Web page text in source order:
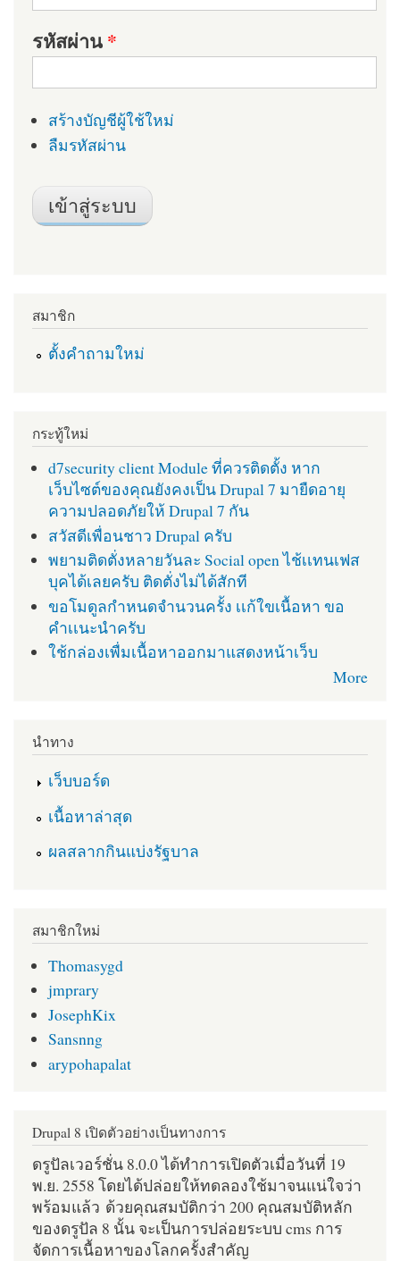
รหัสผ่าน*
สร้างบัญชีผู้ใช้ใหม่
ลืมรหัสผ่าน
สมาชิก
ตั้งคำถามใหม่
กระทู้ใหม่
d7security client Module ที่ควรติดตั้ง หาก
เว็บไซต์ของคุณยังคงเป็น Drupal 7 มายืดอายุ
ความปลอดภัยให้ Drupal 7 กัน
สวัสดีเพื่อนชาว Drupal ครับ
พยามติดตั่งหลายวันละ Social open ไช้เเทนเฟส
บุคได้เลยครับ ติดตั่งไม่ได้สักที
ขอโมดูลกำหนดจำนวนครั้ง เเก้ใขเนื้อหา ขอ
คำเเนะนำครับ
ใช้กล่องเพื่มเนื้อหาออกมาแสดงหน้าเว็บ
More
นำทาง
เว็บบอร์ด
เนื้อหาล่าสุด
ผลสลากกินแบ่งรัฐบาล
สมาชิกใหม่
Thomasygd
jmprary
JosephKix
Sansnng
arypohapalat
Drupal 8 เปิดตัวอย่างเป็นทางการ
ดรูปัลเวอร์ชั่น 8.0.0 ได้ทำการเปิดตัวเมื่อวันที่ 19
พ.ย. 2558 โดยได้ปล่อยให้ทดลองใช้มาจนแน่ใจว่า
พร้อมแล้ว ด้วยคุณสมบัติกว่า 200 คุณสมบัติหลัก
ของดรูปัล 8 นั้น จะเป็นการปล่อยระบบ cms การ
จัดการเนื้อหาของโลกครั้งสำคัญ